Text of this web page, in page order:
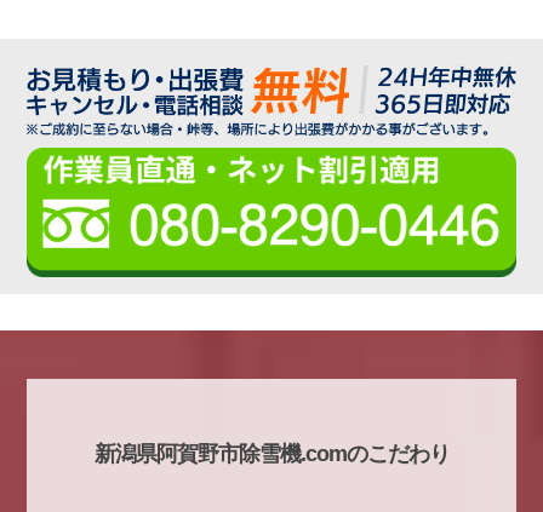
新潟県阿賀野市除雪機.comのこだわり